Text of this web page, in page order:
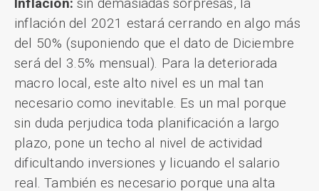
Inflación:sin demasiadas sorpresas, la
inflación del 2021 estará cerrando en algo más
del 50% (suponiendo que el dato de Diciembre
será del 3.5% mensual). Para la deteriorada
macro local, este alto nivel es un mal tan
necesario como inevitable. Es un mal porque
sin duda perjudica toda planificación a largo
plazo, pone un techo al nivel de actividad
dificultando inversiones y licuando el salario
real. También es necesario porque una alta